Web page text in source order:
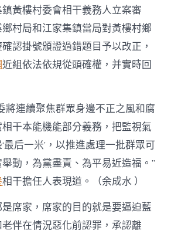
黃樓村委會相干義務人立案審
村局和江家集鎮當局對黃樓村鄉
認掛號頒證過錯題目予以改正，
近組依法依規從頭確權，并實時回
將連續聚焦群眾身邊不正之風和腐
干本能機能部分義務，把監視氣
最后一米’，以推進處理一批群眾可
動，為黨盡責、為平易近造福。”
相干擔任人表現道。（余成水 ）
席家，席家的目的就是要逼迫藍
伴在情況惡化前認罪，承認離